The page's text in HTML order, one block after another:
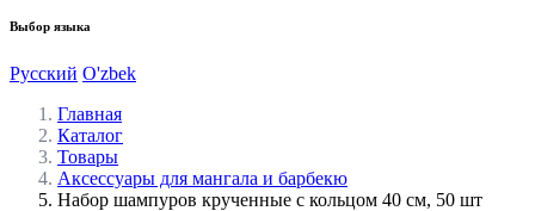
Выбор языка
Русский O'zbek
Главная
Каталог
Товары
Аксессуары для мангала и барбекю
Набор шампуров крученные с кольцом 40 см, 50 шт